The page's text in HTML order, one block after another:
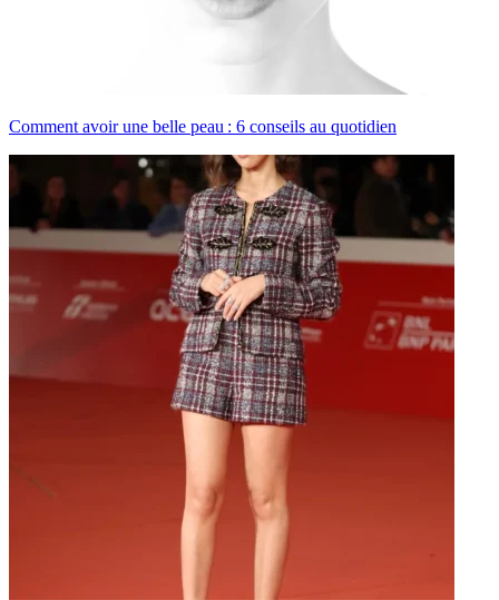
Comment avoir une belle peau : 6 conseils au quotidien